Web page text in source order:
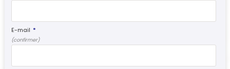
E-mail *
(confirmer)